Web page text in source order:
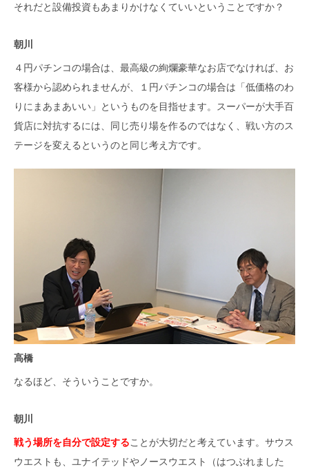
それだと設備投資もあまりかけなくていいということですか？
朝川
４円パチンコの場合は、最高級の絢爛豪華なお店でなければ、お
客様から認められませんが、１円パチンコの場合は「低価格のわ
りにまあまあいい」というものを目指せます。スーパーが大手百
貨店に対抗するには、同じ売り場を作るのではなく、戦い方のス
テージを変えるというのと同じ考え方です。
高橋
なるほど、そういうことですか。
朝川
戦う場所を自分で設定することが大切だと考えています。サウス
ウエストも、ユナイテッドやノースウエスト（はつぶれました